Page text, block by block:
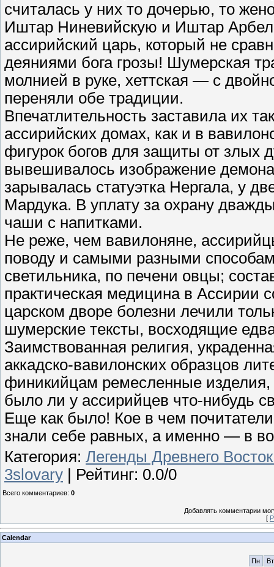
считалась у них то дочерью, то
Иштар Ниневийскую и Иштар
ассирийский царь, который не
деяниями бога грозы! Шумерская
молнией в руке, хеттская — с
переняли обе традиции.
Впечатлительность заставила их
ассирийских домах, как и в
фигурок богов для защиты от злых
вывешивалось изображение демона
зарывалась статуэтка Нергала, у
Мардука. В уплату за охрану
чаши с напитками.
Не реже, чем вавилоняне,
поводу и самыми разными
светильника, по печени овцы;
практическая медицина в Ассирии
царском дворе болезни лечили
шумерские тексты, восходящие
Заимствованная религия,
аккадско-вавилонских образцов
финикийцам ремесленные изделия,
было ли у ассирийцев что-нибудь
Еще как было! Кое в чем
знали себе равных, а именно — в
Категория: Легенды Древнего
3slovary
Рейтинг: 0.0/0
Всего комментариев: 0
Добавлять комментарии
[
Calendar
Пн Вт